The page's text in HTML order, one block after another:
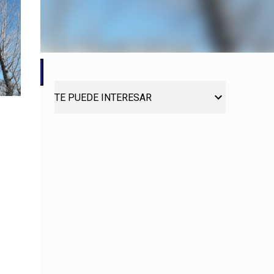
TE PUEDE INTERESAR